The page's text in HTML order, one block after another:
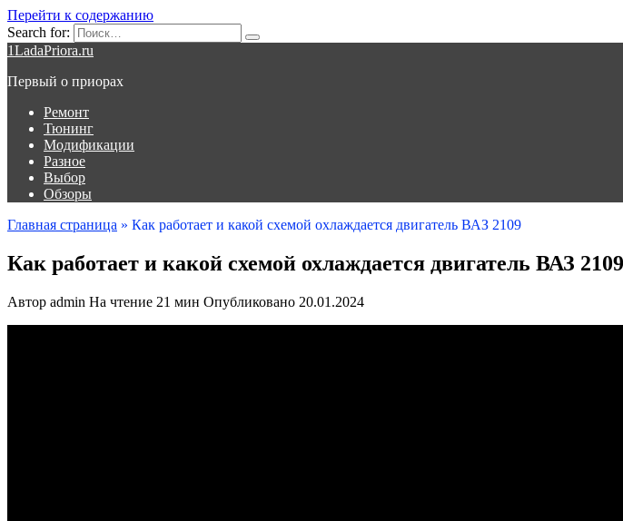
Перейти к содержанию
Search for:
1LadaPriora.ru
Первый о приорах
Ремонт
Тюнинг
Модификации
Разное
Выбор
Обзоры
Главная страница » Как работает и какой схемой охлаждается двигатель ВАЗ 2109
Как работает и какой схемой охлаждается двигатель ВАЗ 2109
Автор admin На чтение 21 мин Опубликовано 20.01.2024